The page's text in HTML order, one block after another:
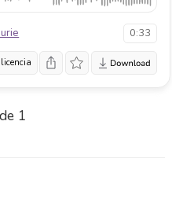
0:33
1